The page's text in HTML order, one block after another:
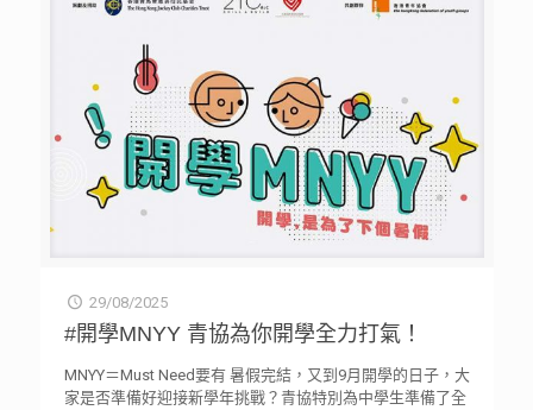
29/08/2025
#開學MNYY 青協為你開學全力打氣！
MNYY＝Must Need要有 暑假完結，又到9月開學的日子，大
家是否準備好迎接新學年挑戰？青協特別為中學生準備了全